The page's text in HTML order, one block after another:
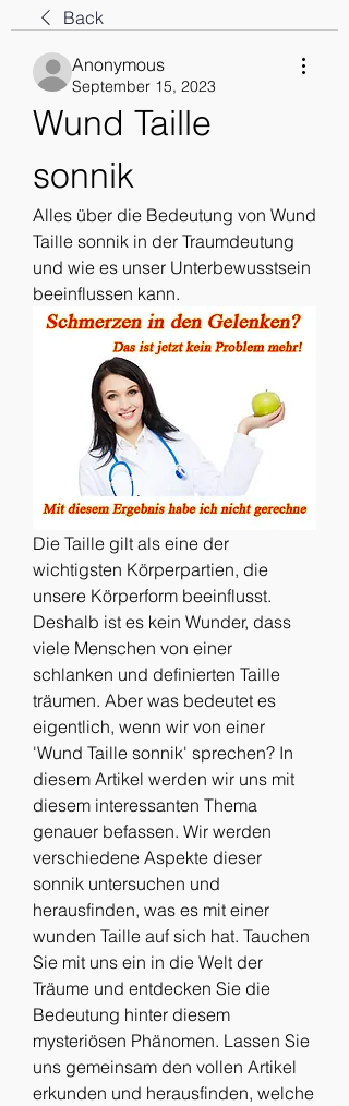
Back
Anonymous
September 15, 2023
Wund Taille
sonnik
Alles über die Bedeutung von Wund
Taille sonnik in der Traumdeutung
und wie es unser Unterbewusstsein
beeinflussen kann.
Die Taille gilt als eine der
wichtigsten Körperpartien, die
unsere Körperform beeinflusst.
Deshalb ist es kein Wunder, dass
viele Menschen von einer
schlanken und definierten Taille
träumen. Aber was bedeutet es
eigentlich, wenn wir von einer
'Wund Taille sonnik' sprechen? In
diesem Artikel werden wir uns mit
diesem interessanten Thema
genauer befassen. Wir werden
verschiedene Aspekte dieser
sonnik untersuchen und
herausfinden, was es mit einer
wunden Taille auf sich hat. Tauchen
Sie mit uns ein in die Welt der
Träume und entdecken Sie die
Bedeutung hinter diesem
mysteriösen Phänomen. Lassen Sie
uns gemeinsam den vollen Artikel
erkunden und herausfinden, welche